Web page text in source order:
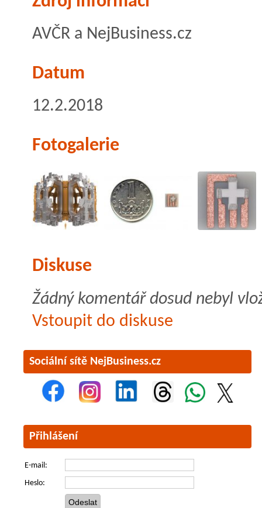
AVČR a NejBusiness.cz
Datum
12.2.2018
Fotogalerie
Diskuse
Žádný komentář dosud nebyl
Vstoupit do diskuse
Sociální sítě NejBusiness.cz
Přihlášení
E-mail:
Heslo: